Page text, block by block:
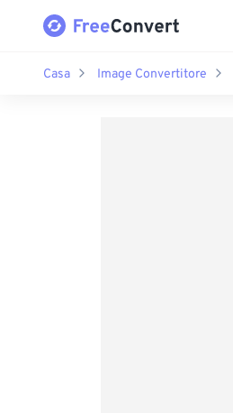
Casa Image Convertitore